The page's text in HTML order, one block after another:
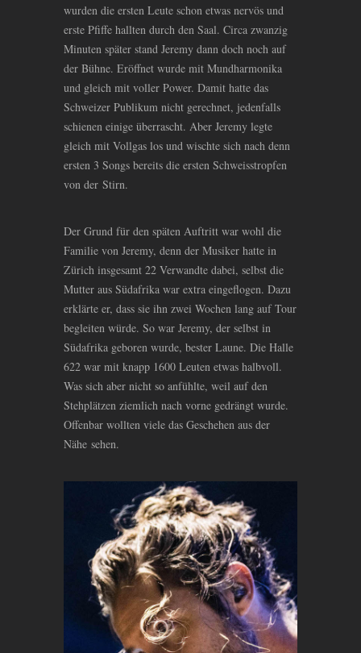
wurden die ersten Leute schon etwas nervös und
erste Pfiffe hallten durch den Saal. Circa zwanzig
Minuten später stand Jeremy dann doch noch auf
der Bühne. Eröffnet wurde mit Mundharmonika
und gleich mit voller Power. Damit hatte das
Schweizer Publikum nicht gerechnet, jedenfalls
schienen einige überrascht. Aber Jeremy legte
gleich mit Vollgas los und wischte sich nach denn
ersten 3 Songs bereits die ersten Schweisstropfen
von der Stirn.
Der Grund für den späten Auftritt war wohl die
Familie von Jeremy, denn der Musiker hatte in
Zürich insgesamt 22 Verwandte dabei, selbst die
Mutter aus Südafrika war extra eingeflogen. Dazu
erklärte er, dass sie ihn zwei Wochen lang auf Tour
begleiten würde. So war Jeremy, der selbst in
Südafrika geboren wurde, bester Laune. Die Halle
622 war mit knapp 1600 Leuten etwas halbvoll.
Was sich aber nicht so anfühlte, weil auf den
Stehplätzen ziemlich nach vorne gedrängt wurde.
Offenbar wollten viele das Geschehen aus der
Nähe sehen.